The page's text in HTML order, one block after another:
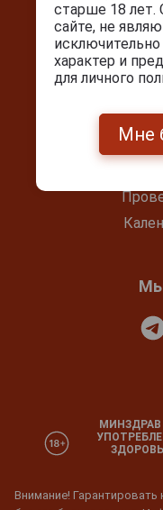
Мы
МИНЗДРАВ
Внимание!
старше 18 лет.
сайте, не
характер и
для личного
Мне